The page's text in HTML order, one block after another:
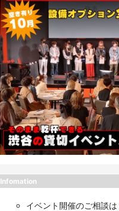
Infomation
イベント開催のご相談は